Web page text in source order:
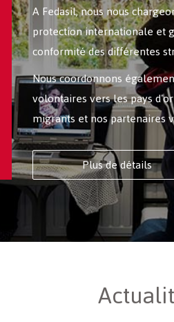
A Fedasil, nous nous
protection internationale et
conformité des différentes
Nous coordonnons
volontaires vers les pays
migrants et nos partenaires
Plus de détails